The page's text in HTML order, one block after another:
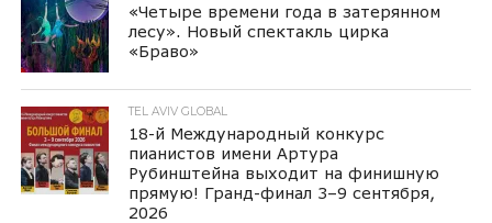
«Четыре времени года в затерянном
лесу». Новый спектакль цирка
«Браво»
TEL AVIV GLOBAL
18-й Международный конкурс
пианистов имени Артура
Рубинштейна выходит на финишную
прямую! Гранд-финал 3–9 сентября,
2026